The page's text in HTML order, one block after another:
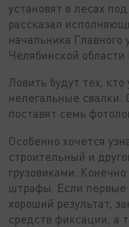
установят в лесах
рассказал
начальника Главного
Челябинской
Ловить будут тех,
нелегальные свалки.
поставят семь
Особенно хочется
строительный и
грузовиками.
штрафы. Если первые
хороший результат,
средств фиксации, а